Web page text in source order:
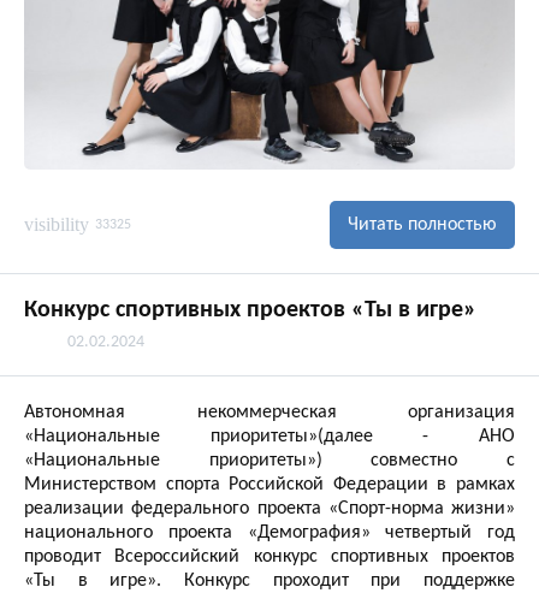
visibility 33325 Читать полностью
Конкурс спортивных проектов «Ты в игре»
02.02.2024
Автономная некоммерческая организация
«Национальные приоритеты»(далее - АНО
«Национальные приоритеты») совместно с
Министерством спорта Российской Федерации в рамках
реализации федерального проекта «Спорт-норма жизни»
национального проекта «Демография» четвертый год
проводит Всероссийский конкурс спортивных проектов
«Ты в игре». Конкурс проходит при поддержке